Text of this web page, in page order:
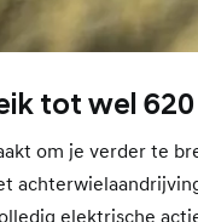
tot wel 620
om je verder te
elektrische